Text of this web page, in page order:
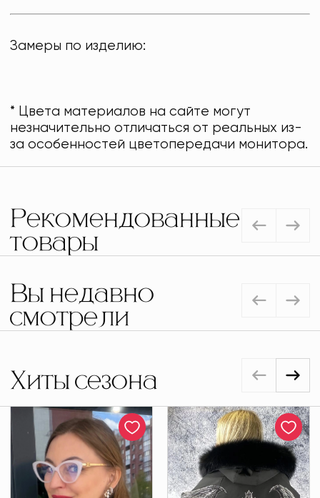
Замеры по изделию:
* Цвета материалов на сайте могут
незначительно отличаться от реальных из-
за особенностей цветопередачи монитора.
Рекомендованные
товары
Вы недавно
смотрели
Хиты сезона